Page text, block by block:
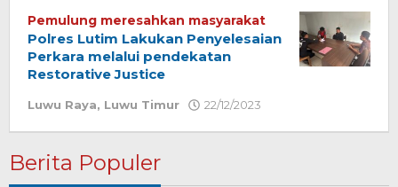
Pemulung meresahkan masyarakat
Polres Lutim Lakukan Penyelesaian
Perkara melalui pendekatan
Restorative Justice
Luwu Raya, Luwu Timur 22/12/2023
Berita Populer